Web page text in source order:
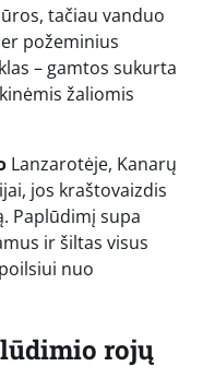
tačiau vanduo
požeminius
– gamtos sukurta
žaliomis
Lanzarotėje, Kanarų
jos kraštovaizdis
Paplūdimį supa
ir šiltas visus
nuo
rojų